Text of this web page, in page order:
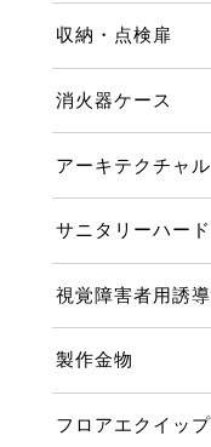
収納・点検扉
消火器ケース
アーキテクチャ
サニタリーハー
視覚障害者用誘
製作金物
フロアエクイッ